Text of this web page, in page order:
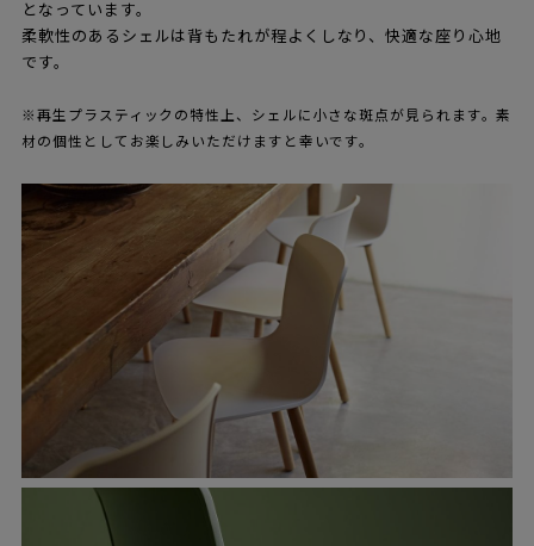
となっています。
柔軟性のあるシェルは背もたれが程よくしなり、快適な座り心地
です。
※再生プラスティックの特性上、シェルに小さな斑点が見られます。素
材の個性としてお楽しみいただけますと幸いです。